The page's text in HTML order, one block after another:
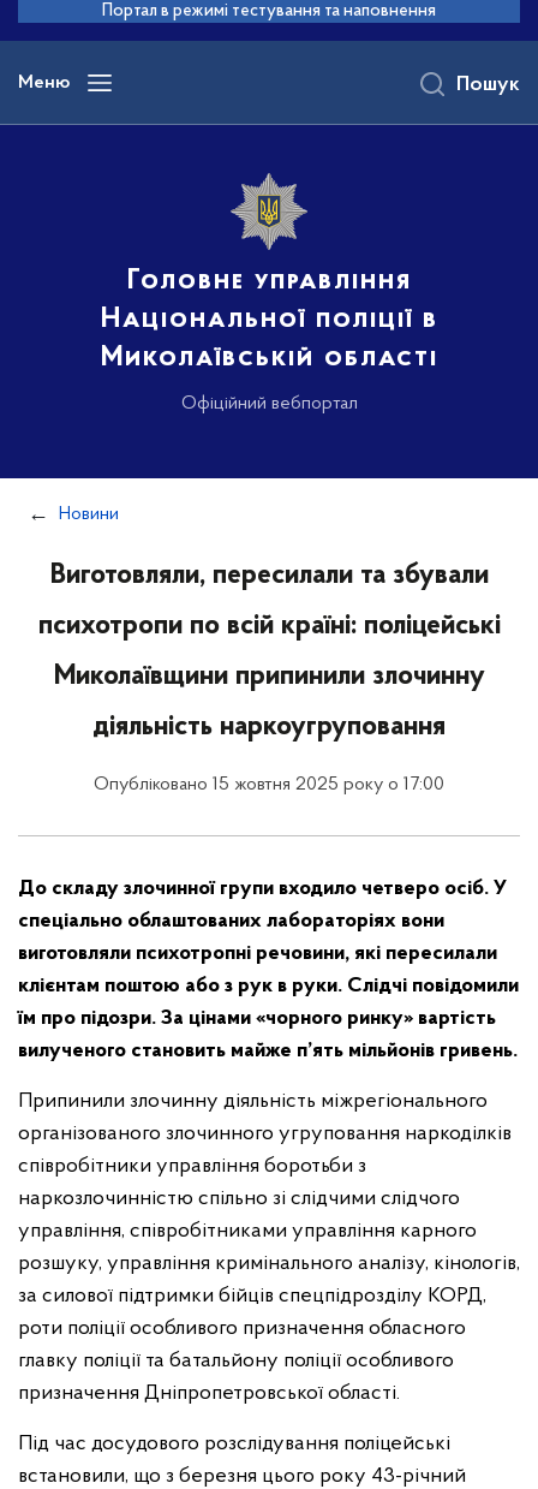
основного
вмісту
Портал в режимі тестування та наповнення
Меню
Головне управління
Національної поліції в
Миколаївській області
Офіційний вебпортал
Пошук
Новини
Виготовляли, пересилали та збували
психотропи по всій країні: поліцейські
Миколаївщини припинили злочинну
діяльність наркоугруповання
Опубліковано 15 жовтня 2025 року о 17:00
До складу злочинної групи входило четверо осіб. У
спеціально облаштованих лабораторіях вони
виготовляли психотропні речовини, які пересилали
клієнтам поштою або з рук в руки. Слідчі повідомили
їм про підозри. За цінами «чорного ринку» вартість
вилученого становить майже п’ять мільйонів гривень.
Припинили злочинну діяльність міжрегіонального
організованого злочинного угруповання наркоділків
співробітники управління боротьби з
наркозлочинністю спільно зі слідчими слідчого
управління, співробітниками управління карного
розшуку, управління кримінального аналізу, кінологів,
за силової підтримки бійців спецпідрозділу КОРД,
роти поліції особливого призначення обласного
главку поліції та батальйону поліції особливого
призначення Дніпропетровської області.
Під час досудового розслідування поліцейські
встановили, що з березня цього року 43-річний